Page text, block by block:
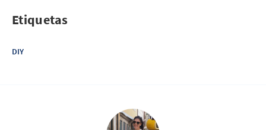
Etiquetas
DIY